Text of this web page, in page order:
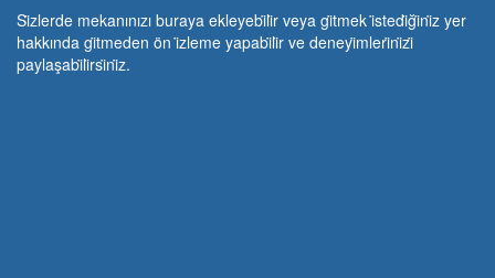
Si̇zlerde mekanınızı buraya ekleyebi̇li̇r veya gi̇tmek i̇stedi̇ği̇ni̇z yer
hakkında gi̇tmeden ön i̇zleme yapabi̇li̇r ve deneyi̇mleri̇ni̇zi̇
paylaşabi̇li̇rsi̇ni̇z.